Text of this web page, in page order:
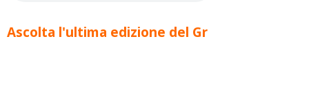
Ascolta l'ultima edizione del Gr